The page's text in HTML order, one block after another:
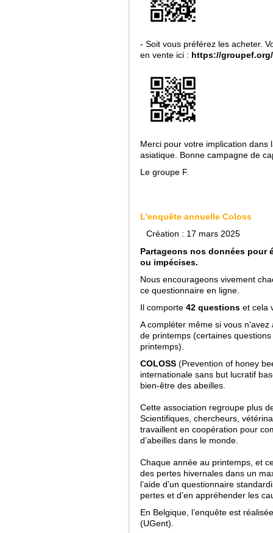
- Soit vous préférez les acheter.
en vente ici : https://
Merci pour votre implication
asiatique. Bonne campagne de
Le groupe F.
L'enquête annuelle Coloss
Création : 17 mars 2025
Partageons nos données
ou impécises.
Nous encourageons vivement
ce questionnaire en ligne.
Il comporte 42 questions et cela
A compléter même si vous
de printemps (certaines
printemps).
COLOSS (Prevention of honey
internationale sans but lucratif
bien-être des abeilles.
Cette association regroupe plus
Scientifiques, chercheurs,
travaillent en coopération pour
d’abeilles dans le monde.
Chaque année au printemps, et
des pertes hivernales dans un
l’aide d’un questionnaire
pertes et d’en appréhender les
En Belgique, l’enquête est
(UGent).